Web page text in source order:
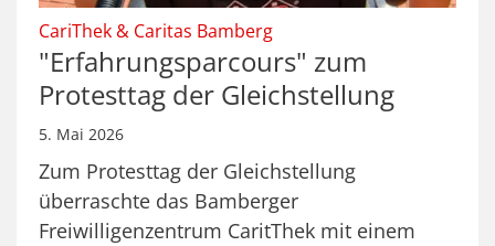
CariThek & Caritas Bamberg:
"Erfahrungsparcours" zum
Protesttag der Gleichstellung
5. Mai 2026
Zum Protesttag der Gleichstellung
überraschte das Bamberger
Freiwilligenzentrum CaritThek mit einem